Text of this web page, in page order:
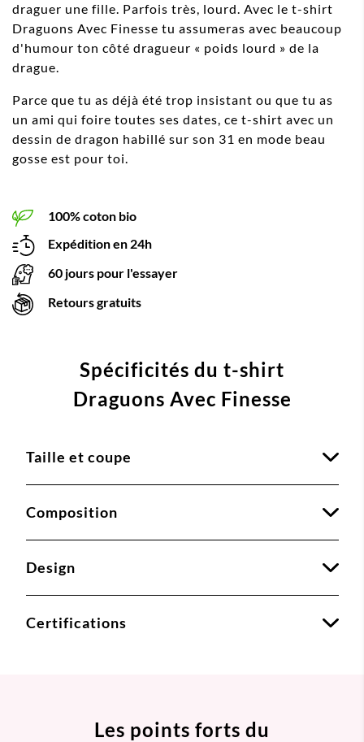
draguer une fille. Parfois très, lourd. Avec le t-shirt
Draguons Avec Finesse tu assumeras avec beaucoup
d'humour ton côté dragueur « poids lourd » de la
drague.
Parce que tu as déjà été trop insistant ou que tu as
un ami qui foire toutes ses dates, ce t-shirt avec un
dessin de dragon habillé sur son 31 en mode beau
gosse est pour toi.
100% coton bio
Expédition en 24h
60 jours pour l'essayer
Retours gratuits
Spécificités du t-shirt
Draguons Avec Finesse
Taille et coupe
Composition
Design
Certifications
Les points forts du